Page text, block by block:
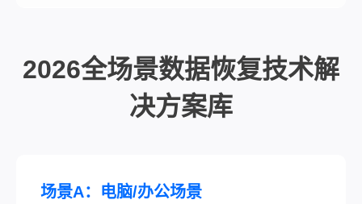
2026全场景数据恢复技术解
决方案库
场景A：电脑/办公场景